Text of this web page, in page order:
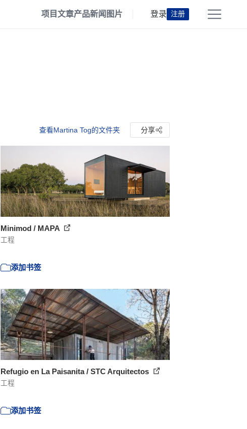
项目文章产品新闻 图片 登录 注册
查看Martina Tog的文件夹 分享
Minimod / MAPA
工程
添加书签
Refugio en La Paisanita / STC Arquitectos
工程
添加书签